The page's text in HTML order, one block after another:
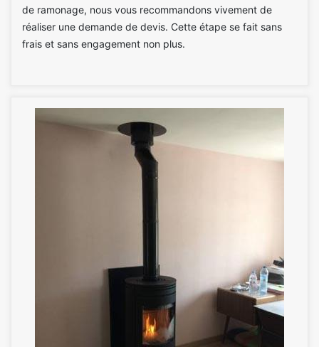
de ramonage, nous vous recommandons vivement de
réaliser une demande de devis. Cette étape se fait sans
frais et sans engagement non plus.